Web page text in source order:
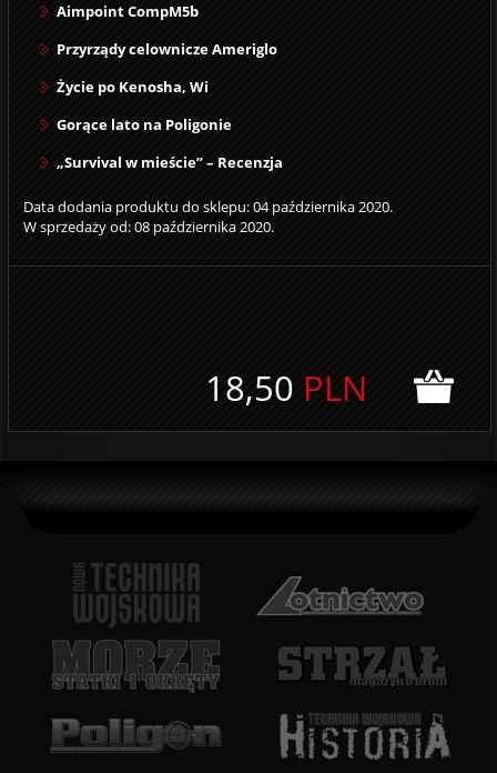
Aimpoint CompM5b
Przyrządy celownicze Ameriglo
Życie po Kenosha, Wi
Gorące lato na Poligonie
„Survival w mieście” – Recenzja
Data dodania produktu do sklepu: 04 października 2020.
W sprzedaży od: 08 października 2020.
18,50 PLN